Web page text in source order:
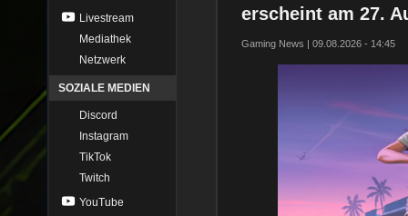
Livestream
Mediathek
Netzwerk
SOZIALE MEDIEN
Discord
Instagram
TikTok
Twitch
YouTube
erscheint am 27.
Gaming News | 09.08.2026 - 14:45